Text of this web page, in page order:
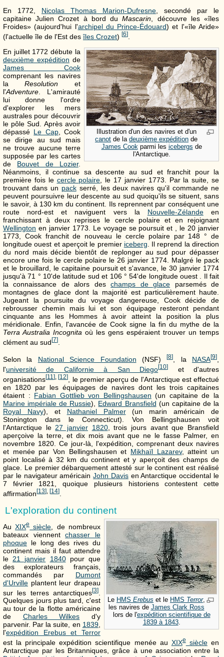
En 1772, Nicolas Thomas Marion-Dufresne , secondé par le
capitaine Julien Crozet à bord duMascarin , découvre les «îles
Froides» (aujourd'hui l'archipel du Prince-Édouard) et l'«île Aride»
(l'actuelle île de l'Est desîles Crozet) [6]
Illustration d'un des navires et d'un
canot de la deuxième expédition de
James Cookparmi les icebergs de
l'Antarctique.
En juillet 1772 débute la
deuxième expédition de
James Cook
comprenant les navires
laResolution et
l'Adventure . L'amirauté
lui donne l'ordre
d'explorer les mers
australes pour découvrir
le pôle Sud. Après avoir
dépassé Le Cap, Cook
se dirige au sud mais
ne trouve aucune terre
supposée par les cartes
de Bouvet de Lozier.
Néanmoins, il continue sa descente au sud et franchit pour la
première fois le cercle polaire , le 17 janvier 1773. Par la suite, se
trouvant dans un packserré, les deux navires qu'il commande ne
peuvent poursuivre leur descente au sud quoiqu'ils se situent, sans
le savoir, à 130 km du continent. Ils reprennent par conséquent une
route nord-est et naviguent vers la Nouvelle-Zélandeen
franchissant à deux reprises le cercle polaire et en rejoignant
Wellington en janvier 1773. Le voyage se poursuit et , le 20 janvier
1773, Cook franchit de nouveau le cercle polaire par 148 ° de
longitude ouest et aperçoit le premier iceberg . Il reprend la direction
du nord mais décide bientôt de replonger au sud pour dépasser
encore une fois le cercle polaire le 26 janvier 1774. Malgré le pack
et le brouillard, le capitaine poursuit et s'avance, le 30 janvier 1774
jusqu'à71 ° 10'de latitude sud et 106 ° 54'de longitude ouest . Il fait
la connaissance de alors deschamps de glace parsemés de
montagnes de glace dont la majorité est particulièrement haute.
Jugeant la poursuite du voyage dangereuse, Cook décide de
rebrousser chemin mais lui et son équipage resteront pendant
cinquante ans les Hommes à avoir atteint la position la plus
méridionale. Enfin, l'avancée de Cook signe la fin du mythe de la
Terra Australia Incognita où les gens espéraient trouver un temps
clément au sud[7]
Selon la National Science Foundation (NSF)[8] , la NASA[9]
l'université de Californie à San Diego[10]
et d'autres
organisations[11],[12] , le premier aperçu de l'Antarctique est effectué
en 1820 par les équipages de navires dont les trois capitaines
étaient : Fabian Gottlieb von Bellingshausen (un capitaine de la
Marine impériale de Russie), Edward Bransfield (un capitaine de la
Royal Navy), et Nathaniel Palmer(un marin américain de
Stonington dans le Connecticut). Von Bellingshausen voit
l'Antarctique le 27 janvier 1820, trois jours avant que Bransfield
aperçoive la terre, et dix mois avant que ne le fasse Palmer, en
novembre 1820. Ce jour-là, l'expédition, comprenant deux navires
et menée par Von Bellingshausen et Mikhaïl Lazarev, atteint un
point localisé à 32 km du continent et y aperçoit des champs de
glace. Le premier débarquement attesté sur le continent est réalisé
par le navigateur américainJohn Davisen Antarctique occidental le
7 février 1821, quoique plusieurs historiens contestent cette
affirmation[13] [14]
L'exploration du continent
Le HMS Erebus et le HMS Terror,
les navires de James Clark Ross
lors de l'expédition scientifique de
1839 à 1843.
AuXIXesiècle , de nombreux
bateaux viennentchasser le
phoque le long des rives du
continent mais il faut attendre
le 21 janvier 1840pour que
des explorateurs français,
commandés par Dumont
d'Urville plantent leur drapeau
sur les terres antarctiques[3].
Quelques jours plus tard, c'est
au tour de la flotte américaine
de Charles Wilkes d'y
parvenir. Par la suite, en 1839,
l'expédition Erebus et Terror
est la principale expédition scientifique menée au XIXesiècleen
Antarctique par les Britanniques, grâce à une association entre la